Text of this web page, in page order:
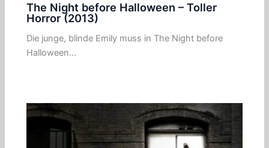
The Night before Halloween – Toller
Horror (2013)
Die junge, blinde Emily muss in The Night before
Halloween…